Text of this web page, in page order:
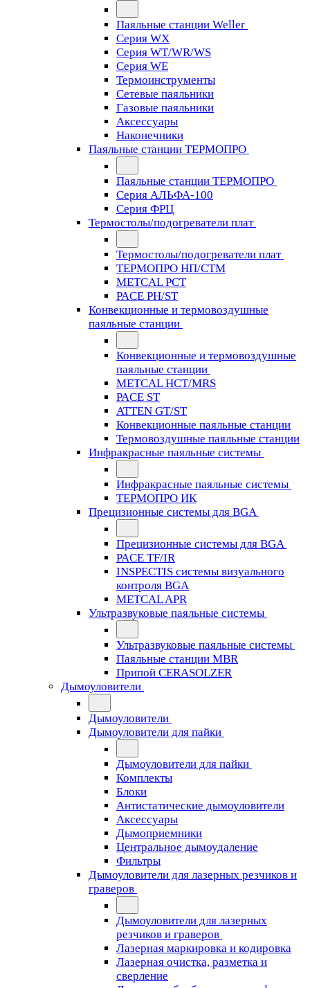
Паяльные станции Weller
Серия WX
Серия WT/WR/WS
Серия WE
Термоинструменты
Сетевые паяльники
Газовые паяльники
Аксессуары
Наконечники
Паяльные станции ТЕРМОПРО
Паяльные станции ТЕРМОПРО
Серия АЛЬФА-100
Серия ФРЦ
Термостолы/подогреватели плат
Термостолы/подогреватели плат
ТЕРМОПРО НП/СТМ
METCAL PCT
PACE PH/ST
Конвекционные и термовоздушные
паяльные станции
Конвекционные и термовоздушные
паяльные станции
METCAL HCT/MRS
PACE ST
ATTEN GT/ST
Конвекционные паяльные станции
Термовоздушные паяльные станции
Инфракрасные паяльные системы
Инфракрасные паяльные системы
ТЕРМОПРО ИК
Прецизионные системы для BGA
Прецизионные системы для BGA
PACE TF/IR
INSPECTIS системы визуального
контроля BGA
METCAL APR
Ультразвуковые паяльные системы
Ультразвуковые паяльные системы
Паяльные станции MBR
Припой CERASOLZER
Дымоуловители
Дымоуловители
Дымоуловители для пайки
Дымоуловители для пайки
Комплекты
Блоки
Антистатические дымоуловители
Аксессуары
Дымоприемники
Центральное дымоудаление
Фильтры
Дымоуловители для лазерных резчиков и
граверов
Дымоуловители для лазерных
резчиков и граверов
Лазерная маркировка и кодировка
Лазерная очистка, разметка и
сверление